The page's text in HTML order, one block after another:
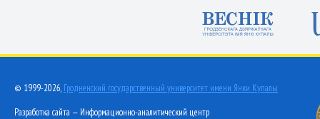
© 1999-2026, Гродненский государственный университет имени Янки Купалы
Разработка сайта — Информационно-аналитический центр